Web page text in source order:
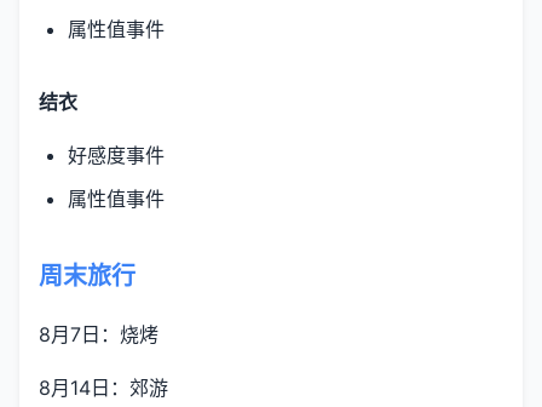
属性值事件
结衣
好感度事件
属性值事件
周末旅行
8月7日：烧烤
8月14日：郊游